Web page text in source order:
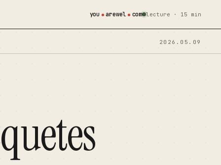
you arewel com lecture · 15 min
2026.05.09